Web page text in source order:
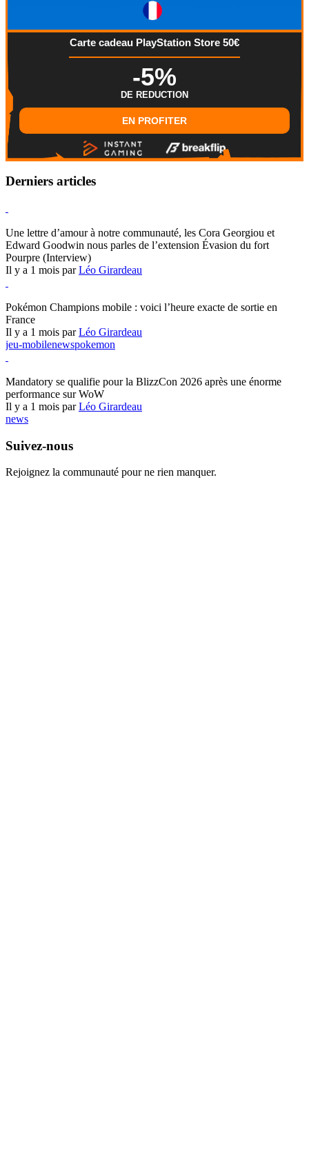
Carte cadeau PlayStation Store 50€
-5%
DE REDUCTION
EN PROFITER
Derniers articles
Une lettre d’amour à notre communauté, les Cora Georgiou et
Edward Goodwin nous parles de l’extension Évasion du fort
Pourpre (Interview)
Il y a 1 mois parLéo Girardeau
Pokémon Champions mobile : voici l’heure exacte de sortie en
France
Il y a 1 mois parLéo Girardeau
jeu-mobilenewspokemon
Mandatory se qualifie pour la BlizzCon 2026 après une énorme
performance sur WoW
Il y a 1 mois parLéo Girardeau
news
Suivez-nous
Rejoignez la communauté pour ne rien manquer.